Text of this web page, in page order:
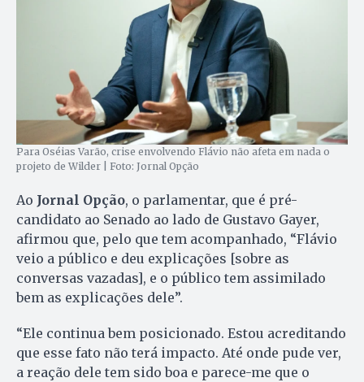
Para Oséias Varão, crise envolvendo Flávio não afeta em nada o
projeto de Wilder | Foto: Jornal Opção
Ao Jornal Opção, o parlamentar, que é pré-
candidato ao Senado ao lado de Gustavo Gayer,
afirmou que, pelo que tem acompanhado, “Flávio
veio a público e deu explicações [sobre as
conversas vazadas], e o público tem assimilado
bem as explicações dele”.
“Ele continua bem posicionado. Estou acreditando
que esse fato não terá impacto. Até onde pude ver,
a reação dele tem sido boa e parece-me que o